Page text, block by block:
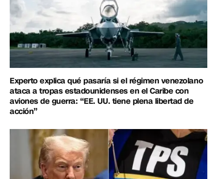
Experto explica qué pasaría si el régimen venezolano
ataca a tropas estadounidenses en el Caribe con
aviones de guerra: “EE. UU. tiene plena libertad de
acción”